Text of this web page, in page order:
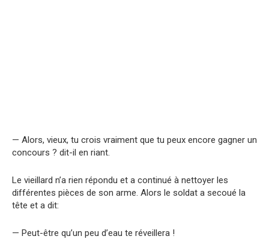
— Alors, vieux, tu crois vraiment que tu peux encore gagner un
concours ? dit-il en riant.
Le vieillard n’a rien répondu et a continué à nettoyer les
différentes pièces de son arme. Alors le soldat a secoué la
tête et a dit:
— Peut-être qu’un peu d’eau te réveillera !